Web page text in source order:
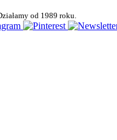
od 1989 roku.